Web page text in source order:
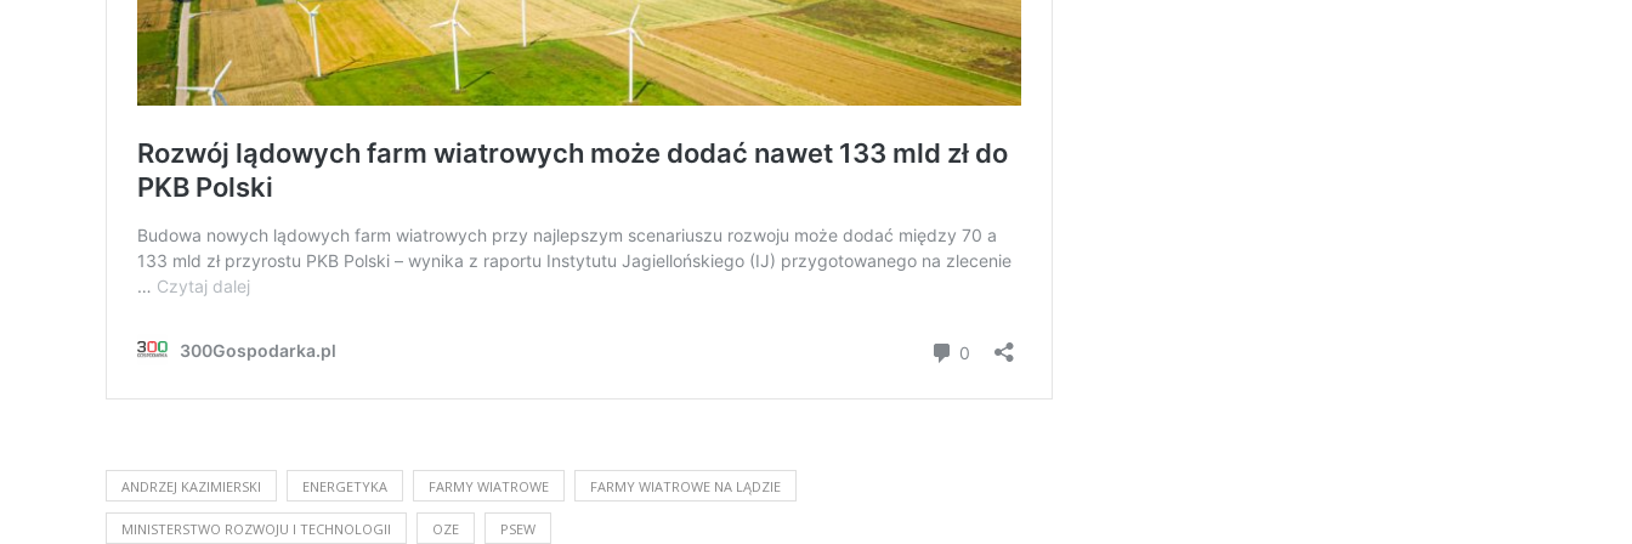
ANDRZEJ KAZIMIERSKI ENERGETYKA FARMY WIATROWE FARMY WIATROWE NA LĄDZIE
MINISTERSTWO ROZWOJU I TECHNOLOGII OZE PSEW